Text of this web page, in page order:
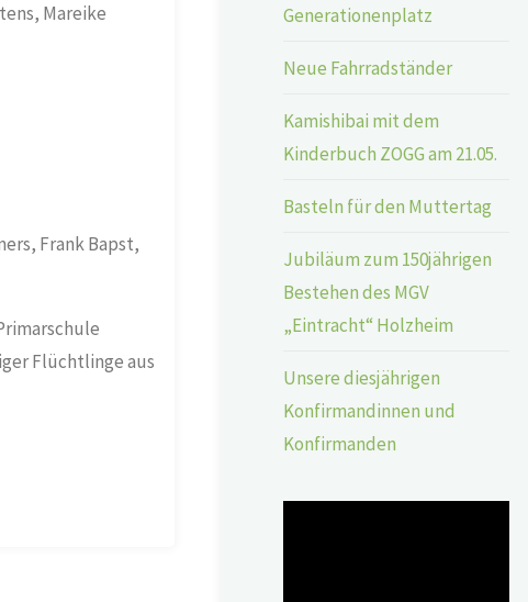
Mareike
Frank Bapst,
Flüchtlinge aus
Generationenplatz
Neue Fahrradständer
Kamishibai mit dem
Kinderbuch ZOGG am 21.05.
Basteln für den Muttertag
Jubiläum zum 150jährigen
Bestehen des MGV
„Eintracht“ Holzheim
Unsere diesjährigen
Konfirmandinnen und
Konfirmanden